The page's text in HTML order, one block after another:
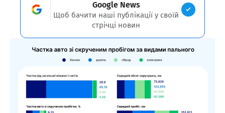
Google News
Щоб бачити наші публікації у своїй
стрічці новин